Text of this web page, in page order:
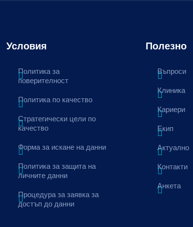
Условия
Политика за
поверителност
Политика по качество
Стратегически цели по
качество
Форма за искане на данни
Политика за защита на
личните данни
Процедура за заявка за
достъп до данни
Полезно
Въпроси
Клиника
Кариери
Екип
Актуално
Контакти
Анкета